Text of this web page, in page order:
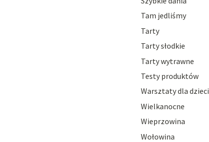
Tam jedliśmy
Tarty
Tarty słodkie
Tarty wytrawne
Testy produktów
Warsztaty dla dzieci
Wielkanocne
Wieprzowina
Wołowina